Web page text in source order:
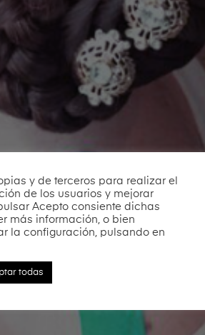
y de terceros para realizar el
de los usuarios y mejorar
Acepto consiente dichas
más información, o bien
la configuración, pulsando en
todas